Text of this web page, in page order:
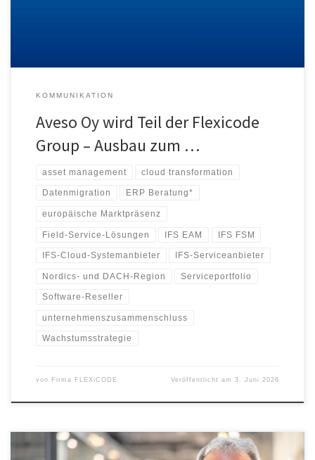
KOMMUNIKATION
Aveso Oy wird Teil der Flexicode
Group – Ausbau zum …
asset management cloud transformation
Datenmigration ERP Beratung*
europäische Marktpräsenz
Field-Service-Lösungen IFS EAM IFS FSM
IFS-Cloud-Systemanbieter IFS-Serviceanbieter
Nordics- und DACH-Region Serviceportfolio
Software-Reseller
unternehmenszusammenschluss
Wachstumsstrategie
von Firma FLEXiCODE Veröffentlicht am3. Juni 2026